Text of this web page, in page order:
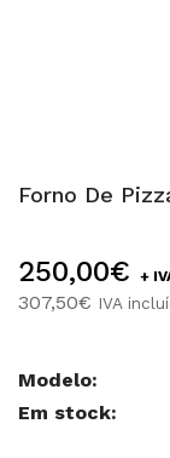
Forno De
250,00€ +
307,50€ IVA
Modelo:
Em stock: